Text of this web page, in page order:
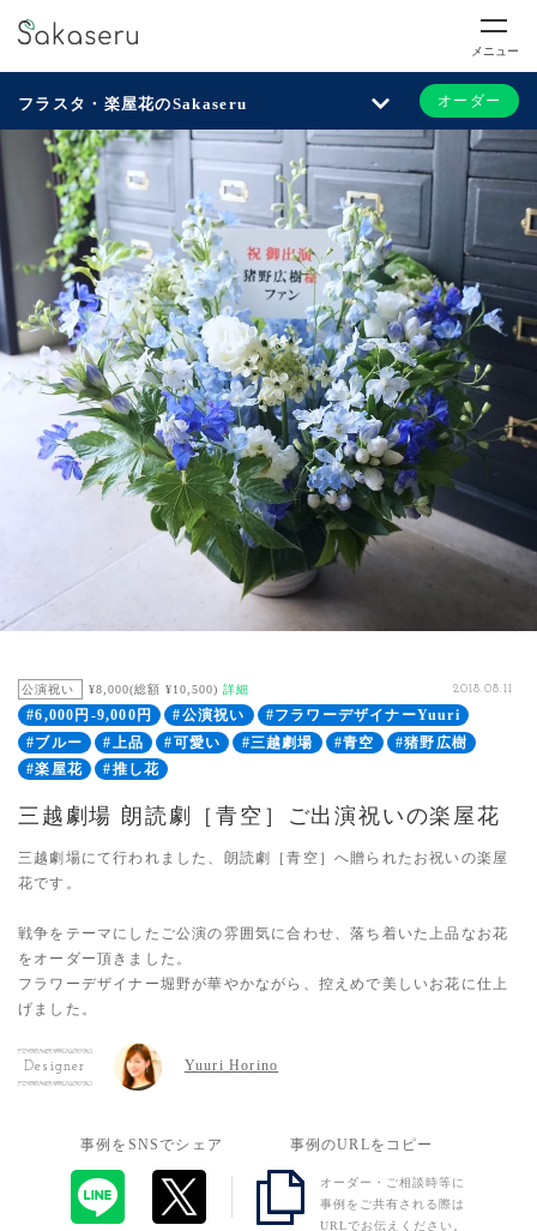
メニュー
フラスタ・楽屋花のSakaseru オーダー
公演祝い ¥8,000(総額 ¥10,500) 詳細 2018.08.11
#6,000円-9,000円 #公演祝い
#フラワーデザイナーYuuri
#ブルー
#上品 #可愛い #三越劇場 #青空
#猪野広樹
#楽屋花
#推し花
三越劇場 朗読劇［青空］ご出演祝いの楽屋花
三越劇場にて行われました、朗読劇［青空］へ贈られたお祝いの楽屋
花です。
戦争をテーマにしたご公演の雰囲気に合わせ、落ち着いた上品なお花
をオーダー頂きました。
フラワーデザイナー堀野が華やかながら、控えめで美しいお花に仕上
げました。
Designer Yuuri Horino
事例をSNSでシェア 事例のURLをコピー
オーダー・ご相談時等に
事例をご共有される際は
URLでお伝えください。